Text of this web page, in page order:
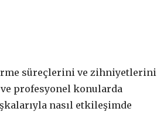
süreçlerini ve zihniyetlerini
profesyonel konularda
nasıl etkileşimde